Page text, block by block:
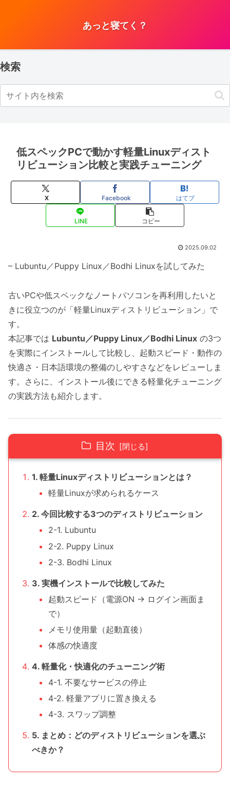
あっと寝てく？
検索
低スペックPCで動かす軽量Linuxディスト
リビューション比較と実践チューニング
X Facebook はてブ
LINE コピー
2025.09.02
– Lubuntu／Puppy Linux／Bodhi Linuxを試してみた
古いPCや低スペックなノートパソコンを再利用したいと
きに役立つのが「軽量Linuxディストリビューション」で
す。
本記事では Lubuntu／Puppy Linux／Bodhi Linux の3つ
を実際にインストールして比較し、起動スピード・動作の
快適さ・日本語環境の整備のしやすさなどをレビューしま
す。さらに、インストール後にできる軽量化チューニング
の実践方法も紹介します。
目次
1. 軽量Linuxディストリビューションとは？
軽量Linuxが求められるケース
2. 今回比較する3つのディストリビューション
2-1. Lubuntu
2-2. Puppy Linux
2-3. Bodhi Linux
3. 実機インストールで比較してみた
起動スピード（電源ON → ログイン画面ま
で）
メモリ使用量（起動直後）
体感の快適度
4. 軽量化・快適化のチューニング術
4-1. 不要なサービスの停止
4-2. 軽量アプリに置き換える
4-3. スワップ調整
5. まとめ：どのディストリビューションを選ぶ
べきか？